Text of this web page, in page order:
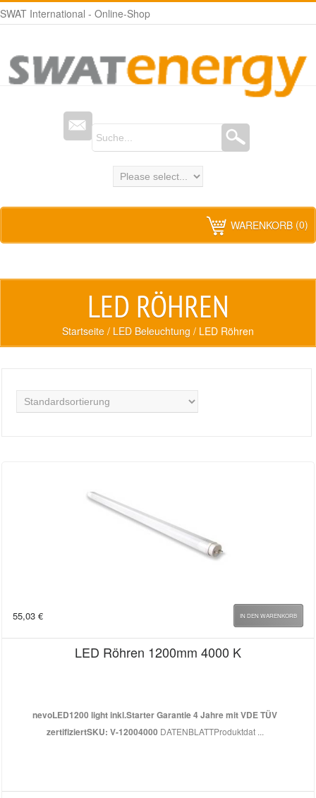
SWAT International - Online-Shop
(0)
WARENKORB
LED RÖHREN
Startseite / LED Beleuchtung / LED Röhren
55,03 € IN DEN WARENKORB
LED Röhren 1200mm 4000 K
nevoLED1200 light inkl.Starter Garantie 4 Jahre mit VDE TÜV
zertifiziertSKU: V-12004000 DATENBLATTProduktdat ...